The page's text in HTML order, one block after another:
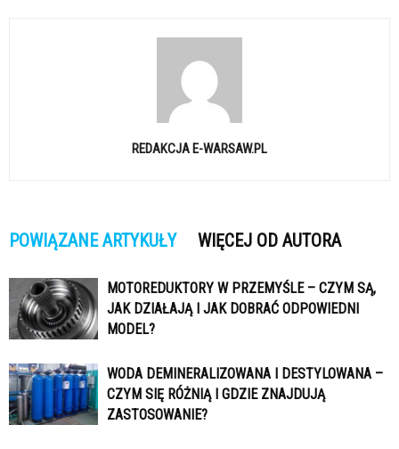
REDAKCJA E-WARSAW.PL
POWIĄZANE ARTYKUŁY WIĘCEJ OD AUTORA
MOTOREDUKTORY W PRZEMYŚLE – CZYM SĄ,
JAK DZIAŁAJĄ I JAK DOBRAĆ ODPOWIEDNI
MODEL?
WODA DEMINERALIZOWANA I DESTYLOWANA –
CZYM SIĘ RÓŻNIĄ I GDZIE ZNAJDUJĄ
ZASTOSOWANIE?